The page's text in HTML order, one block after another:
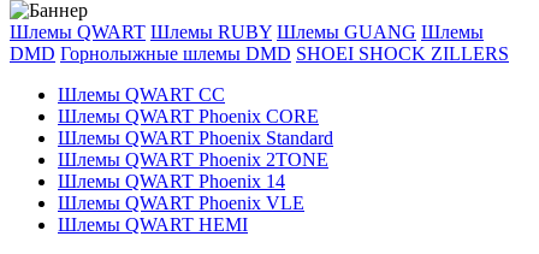
Шлемы QWART Шлемы RUBY Шлемы GUANG Шлемы
DMD Горнолыжные шлемы DMD SHOEI SHOCK ZILLERS
Шлемы QWART CC
Шлемы QWART Phoenix CORE
Шлемы QWART Phoenix Standard
Шлемы QWART Phoenix 2TONE
Шлемы QWART Phoenix 14
Шлемы QWART Phoenix VLE
Шлемы QWART HEMI